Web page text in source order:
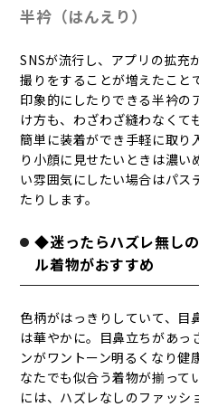
半衿（はんえり）
SNSが流行し、アプリの拡充
撮りをすることが増えたこと
印象的にしたりできる半衿の
け方も、わざわざ縫わなくて
簡単に装着ができ手軽に取り
り小顔に見せたいときは濃い
い雰囲気にしたい場合はパス
たりします。
◆迷ったらハズレ無し
ル着物がおすすめ
色柄がはっきりしていて、目
は華やかに。目鼻立ちがあっ
ンがワントーン明るくなり健
なたでも似合う着物が揃って
には、ハズレなしのファッシ